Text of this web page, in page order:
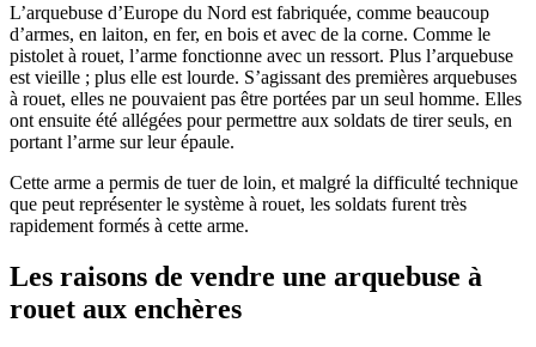
L’arquebuse d’Europe du Nord est fabriquée, comme beaucoup
d’armes, en laiton, en fer, en bois et avec de la corne. Comme le
pistolet à rouet, l’arme fonctionne avec un ressort. Plus l’arquebuse
est vieille ; plus elle est lourde. S’agissant des premières arquebuses
à rouet, elles ne pouvaient pas être portées par un seul homme. Elles
ont ensuite été allégées pour permettre aux soldats de tirer seuls, en
portant l’arme sur leur épaule.
Cette arme a permis de tuer de loin, et malgré la difficulté technique
que peut représenter le système à rouet, les soldats furent très
rapidement formés à cette arme.
Les raisons de vendre une arquebuse à
rouet aux enchères